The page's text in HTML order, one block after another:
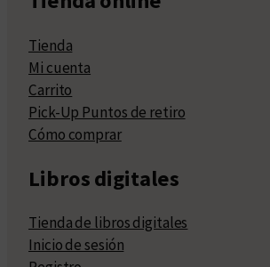
Tienda
Mi cuenta
Carrito
Pick-Up Puntos de retiro
Cómo comprar
Libros digitales
Tienda de libros digitales
Inicio de sesión